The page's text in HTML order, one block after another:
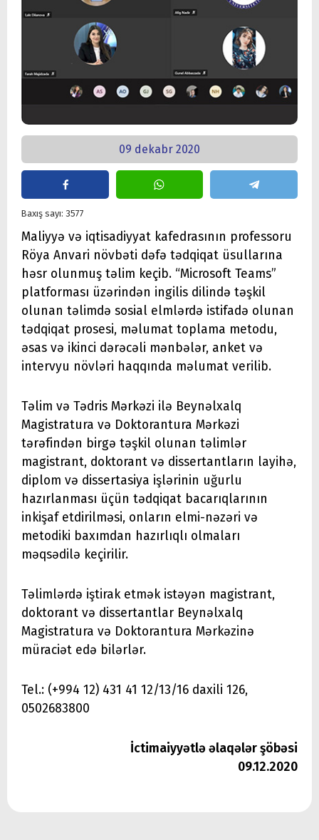
09 dekabr 2020
Baxış sayı: 3577
Maliyyə və iqtisadiyyat kafedrasının professoru
Röya Anvari növbəti dəfə tədqiqat üsullarına
həsr olunmuş təlim keçib. “Microsoft Teams”
platforması üzərindən ingilis dilində təşkil
olunan təlimdə sosial elmlərdə istifadə olunan
tədqiqat prosesi, məlumat toplama metodu,
əsas və ikinci dərəcəli mənbələr, anket və
intervyu növləri haqqında məlumat verilib.
Təlim və Tədris Mərkəzi ilə Beynəlxalq
Magistratura və Doktorantura Mərkəzi
tərəfindən birgə təşkil olunan təlimlər
magistrant, doktorant və dissertantların layihə,
diplom və dissertasiya işlərinin uğurlu
hazırlanması üçün tədqiqat bacarıqlarının
inkişaf etdirilməsi, onların elmi-nəzəri və
metodiki baxımdan hazırlıqlı olmaları
məqsədilə keçirilir.
Təlimlərdə iştirak etmək istəyən magistrant,
doktorant və dissertantlar Beynəlxalq
Magistratura və Doktorantura Mərkəzinə
müraciət edə bilərlər.
Tel.: (+994 12) 431 41 12/13/16 daxili 126,
0502683800
İctimaiyyətlə əlaqələr şöbəsi
09.12.2020